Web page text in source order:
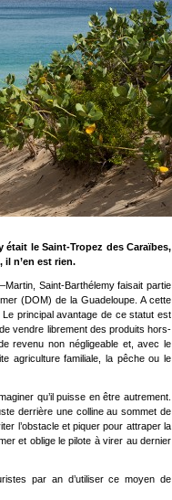
était le Saint-Tropez des Caraïbes,
n’en est rien.
Saint-Barthélemy faisait partie
(DOM) de la Guadeloupe. A cette
Le principal avantage de ce statut est
vendre librement des produits hors-
revenu non négligeable et, avec le
agriculture familiale, la pêche ou le
qu’il puisse en être autrement.
derrière une colline au sommet de
l’obstacle et piquer pour attraper la
et oblige le pilote à virer au dernier
par an d’utiliser ce moyen de